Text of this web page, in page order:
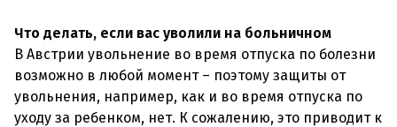
Что делать, если вас уволили на больничном
В Австрии увольнение во время отпуска по болезни
возможно в любой момент – поэтому защиты от
увольнения, например, как и во время отпуска по
уходу за ребенком, нет. К сожалению, это приводит к